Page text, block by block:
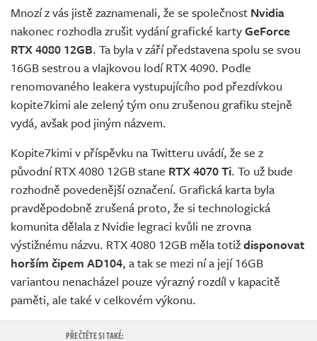
Mnozí z vás jistě zaznamenali, že se společnost Nvidia
nakonec rozhodla zrušit vydání grafické kartyGeForce
RTX 4080 12GB. Ta byla v září představena spolu se svou
16GB sestrou a vlajkovou lodí RTX 4090. Podle
renomovaného leakera vystupujícího pod přezdívkou
kopite7kimi ale zelený tým onu zrušenou grafiku stejně
vydá, avšak pod jiným názvem.
Kopite7kimi v příspěvku na Twitteru uvádí, že se z
původní RTX 4080 12GB stane RTX 4070 Ti. To už bude
rozhodně povedenější označení. Grafická karta byla
pravděpodobně zrušená proto, že si technologická
komunita dělala z Nvidie legraci kvůli ne zrovna
výstižnému názvu. RTX 4080 12GB měla totiždisponovat
horším čipem AD104, a tak se mezi ní a její 16GB
variantou nenacházel pouze výrazný rozdíl v kapacitě
paměti, ale také v celkovém výkonu.